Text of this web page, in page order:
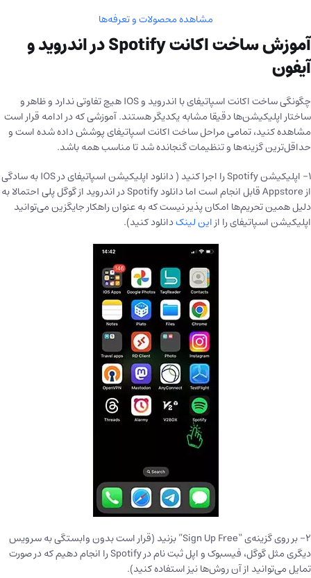
مشاهده محصولات و تعرفه‌ها
آموزش ساخت اکانت Spotify در اندروید و
آیفون
چگونگی ساخت اکانت اسپاتیفای با اندروید و IOS هیچ تفاوتی ندارد و ظاهر و
ساختار اپلیکیشن‌ها دقیقا مشابه یکدیگر هستند. آموزشی که در ادامه قرار است
مشاهده کنید، تمامی مراحل ساخت اکانت اسپاتیفای پوشش داده شده است و
حداقل‌ترین گزینه‌ها و تنظیمات گنجانده شد تا مناسب همه باشد.
۱- اپلیکیشن Spotify را اجرا کنید ( دانلود اپلیکیشن اسپاتیفای در IOS به سادگی
از Appstore قابل انجام است اما دانلود Spotify در اندروید از گوگل پلی احتمالا به
دلیل همین تحریم‌ها امکان پذیر نیست که به عنوان راهکار جایگزین می‌توانید
اپلیکیشن اسپاتیفای را ازاین لینکدانلود کنید).
۲- بر روی گزینه‌ی “Sign Up Free” بزنید (قرار است بدون وابستگی به سرویس
دیگری مثل گوگل، فیسبوک و اپل ثبت نام در Spotify را انجام دهیم که در صورت
تمایل می‌توانید از آن روش‌ها نیز استفاده کنید).